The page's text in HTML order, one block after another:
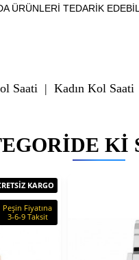
ÜRÜNLERİ TEDARİK
Saati | Kadın Kol Saati
KI
KARGO
Peşin Fiyatına
3-6-9 Taksit